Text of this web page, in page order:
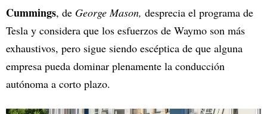
Cummings, de George Mason, desprecia el programa de
Tesla y considera que los esfuerzos de Waymo son más
exhaustivos, pero sigue siendo escéptica de que alguna
empresa pueda dominar plenamente la conducción
autónoma a corto plazo.